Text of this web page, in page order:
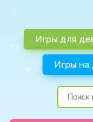
Игры для
Игры на